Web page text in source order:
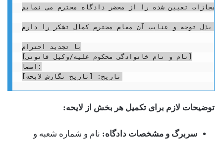
محترم، بدین وسیله به موجب این لایحه، ضمن اسقاط کامل و بی قید و شرط حق تجدیدنظرخواهی خود نسبت به دادنامه فوق الذکر، مستنداً به مادۀ ۴۴۲ قانون آیین دادرسی کیفری، تقاضای اعمال این ماده و تخفیف مجازات تعیین شده را از محضر دادگاه محترم می نمایم.
بذل توجه و عنایت آن مقام محترم کمال تشکر را دارم.
با تجدید احترام
[نام و نام خانوادگی محکوم علیه/وکیل قانونی]
امضا:
توضیحات لازم برای تکمیل هر بخش از لایحه:
سربرگ و مشخصات دادگاه: نام و شماره شعبه و